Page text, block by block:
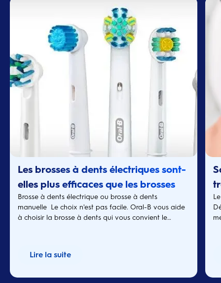
Les brosses à dents électriques sont-
elles plus efficaces que les brosses à
dents manuelles
Brosse à dents électrique ou brosse à dents
manuelle Le choix n'est pas facile. Oral-B vous aide
à choisir la brosse à dents qui vous convient le
Lire la suite